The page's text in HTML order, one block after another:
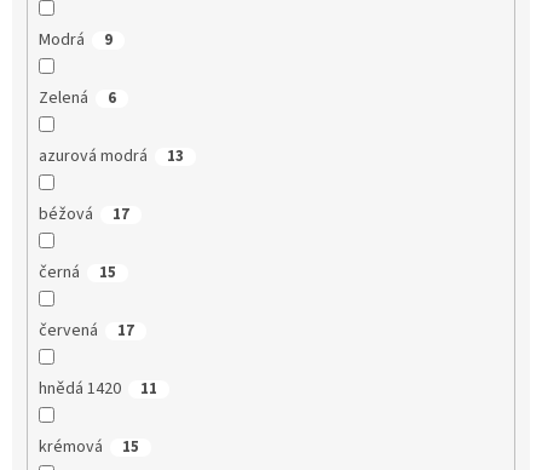
Modrá 9
Zelená 6
azurová modrá 13
béžová 17
černá 15
červená 17
hnědá 1420 11
krémová 15